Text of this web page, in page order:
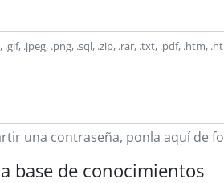
.jpeg, .png, .sql, .zip, .rar, .txt, .pdf, .htm,
una contraseña, ponla aquí de
base de conocimientos